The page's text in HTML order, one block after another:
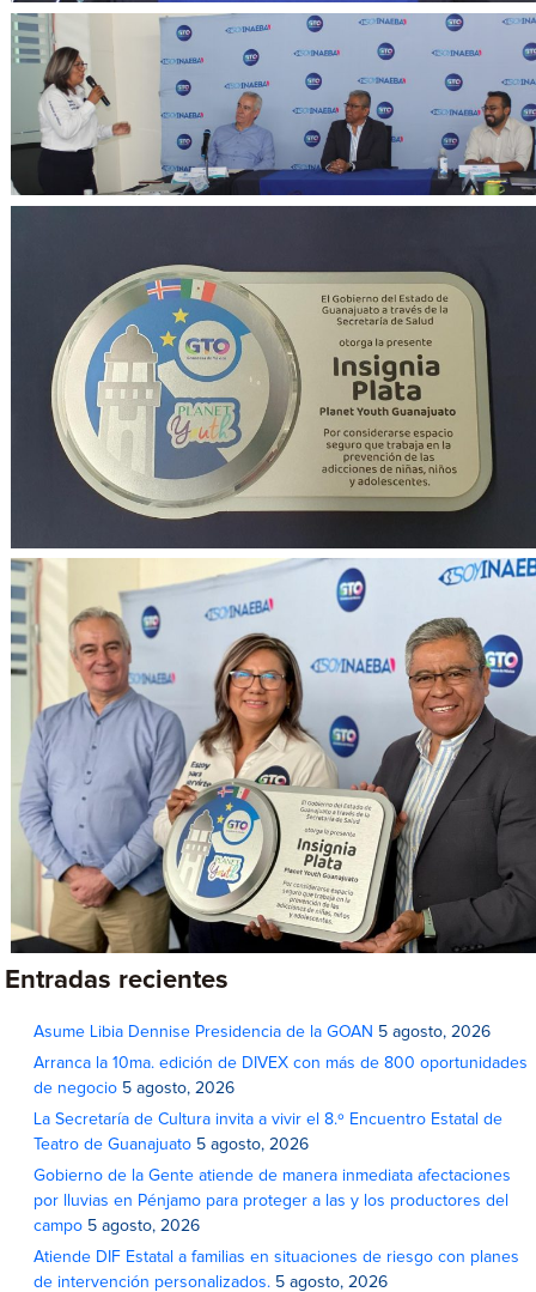
Entradas recientes
Asume Libia Dennise Presidencia de la GOAN 5 agosto, 2026
Arranca la 10ma. edición de DIVEX con más de 800 oportunidades
de negocio 5 agosto, 2026
La Secretaría de Cultura invita a vivir el 8.º Encuentro Estatal de
Teatro de Guanajuato 5 agosto, 2026
Gobierno de la Gente atiende de manera inmediata afectaciones
por lluvias en Pénjamo para proteger a las y los productores del
campo 5 agosto, 2026
Atiende DIF Estatal a familias en situaciones de riesgo con planes
de intervención personalizados. 5 agosto, 2026